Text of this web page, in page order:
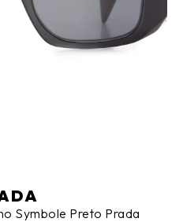
Symbole Preto Prada